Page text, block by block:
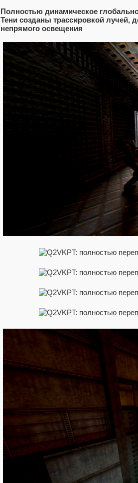
Полностью динамическое
Тени созданы трассировкой лучей,
непрямого освещения